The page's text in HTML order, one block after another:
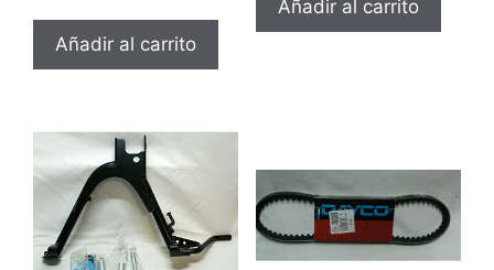
Añadir al carrito
era:
6,66 €.
es:
4,84 €.
Añadir al carrito